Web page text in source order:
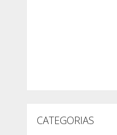
CATEGORIAS